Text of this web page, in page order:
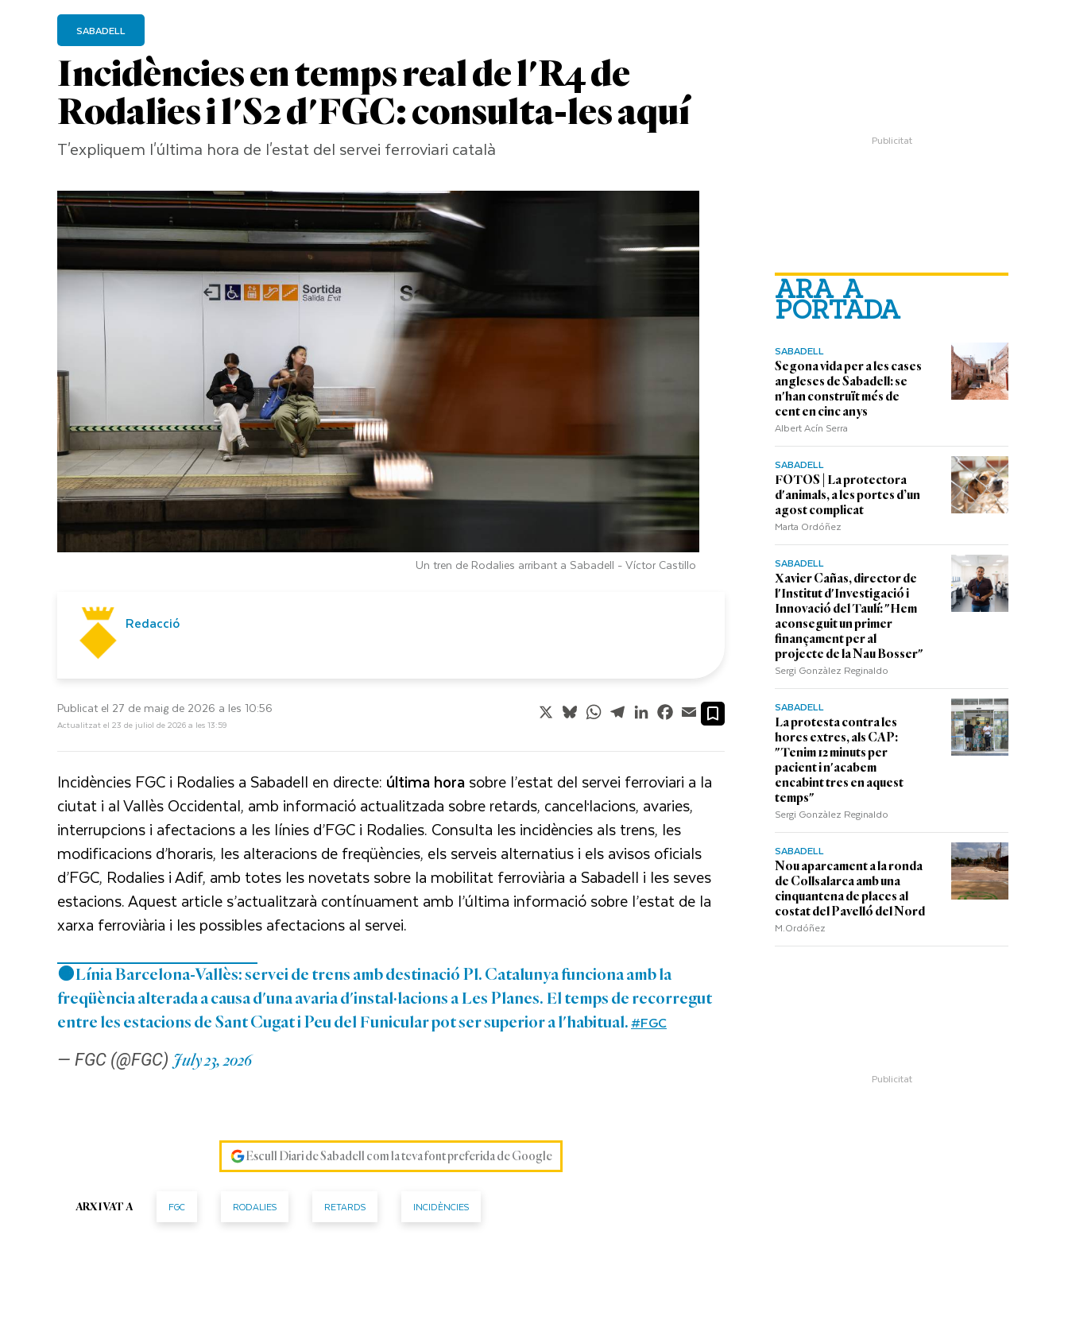
ARA A
PORTADA
SABADELL
Segona vida per a les cases
angleses de Sabadell: se
n'han construït més de
cent en cinc anys
Albert Acín Serra
SABADELL
FOTOS | La protectora
d'animals, a les portes d’un
agost complicat
Marta Ordóñez
SABADELL
Xavier Cañas, director de
l'Institut d'Investigació i
Innovació del Taulí: "Hem
aconseguit un primer
finançament per al
projecte de la Nau Bosser"
Sergi Gonzàlez Reginaldo
SABADELL
La protesta contra les
hores extres, als CAP:
"Tenim 12 minuts per
pacient i n'acabem
encabint tres en aquest
temps"
Sergi Gonzàlez Reginaldo
SABADELL
Nou aparcament a la ronda
de Collsalarca amb una
cinquantena de places al
costat del Pavelló del Nord
M.Ordóñez
Incidències en temps real de l'R4 de
Rodalies i l'S2 d'FGC: consulta-les aquí
SABADELL
T'expliquem l'última hora de l'estat del servei ferroviari català
Un tren de Rodalies arribant a Sabadell -Víctor Castillo
Redacció
Publicat el 27 de maig de 2026 a les 10:56
Actualitzat el 23 de juliol de 2026 a les 13:59
X BlueskyWhatsApp
TelegramLinkedInFacebook
Email
Incidències FGC i Rodalies a Sabadell en directe: última horasobre l’estat del servei ferroviari a la
ciutat i al Vallès Occidental, amb informació actualitzada sobre retards, cancel·lacions, avaries,
interrupcions i afectacions a les línies d’FGC i Rodalies. Consulta les incidències als trens, les
modificacions d’horaris, les alteracions de freqüències, els serveis alternatius i els avisos oficials
d’FGC, Rodalies i Adif, amb totes les novetats sobre la mobilitat ferroviària a Sabadell i les seves
estacions. Aquest article s’actualitzarà contínuament amb l’última informació sobre l’estat de la
xarxa ferroviària i les possibles afectacions al servei.
🟠Línia Barcelona-Vallès: servei de trens amb destinació Pl. Catalunya funciona amb la
freqüència alterada a causa d'una avaria d'instal·lacions a Les Planes. El temps de recorregut
entre les estacions de Sant Cugat i Peu del Funicular pot ser superior a l'habitual.#FGC
— FGC (@FGC) July 23, 2026
Escull Diari de Sabadell com la teva font preferida de Google
ARXIVAT A FGC RODALIES RETARDS INCIDÈNCIES